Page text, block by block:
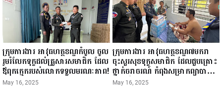
ក្រុមការងារ អាវុធហត្ថខណ្ឌកំបូល ចូល
រួមរំលែកទុក្ខដល់គ្រួសារសមាជិក ដែល
ឪពុកក្មេករបស់លោកទទួលមរណៈភាព!
May 16, 2025
ក្រុមការងារ អាវុធហត្ថខណ្ឌ៧មករា
ចុះសួរសុខទុក្ខសមាជិក ដែលជួបគ្រោះ
ថ្នាក់ចរាចរណ៍ កំពុងសម្រាកព្យាបាល
នៅមន្ទីរពេទ្យ!
May 16, 2025